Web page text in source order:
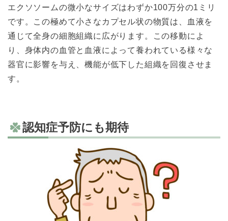
エクソソームの微小なサイズはわずか100万分の1ミリ
です。この極めて小さなカプセル状の物質は、血液を
通じて全身の細胞組織に広がります。この移動によ
り、身体内の血管と血液によって養われている様々な
器官に影響を与え、機能が低下した組織を回復させま
す。
認知症予防にも期待